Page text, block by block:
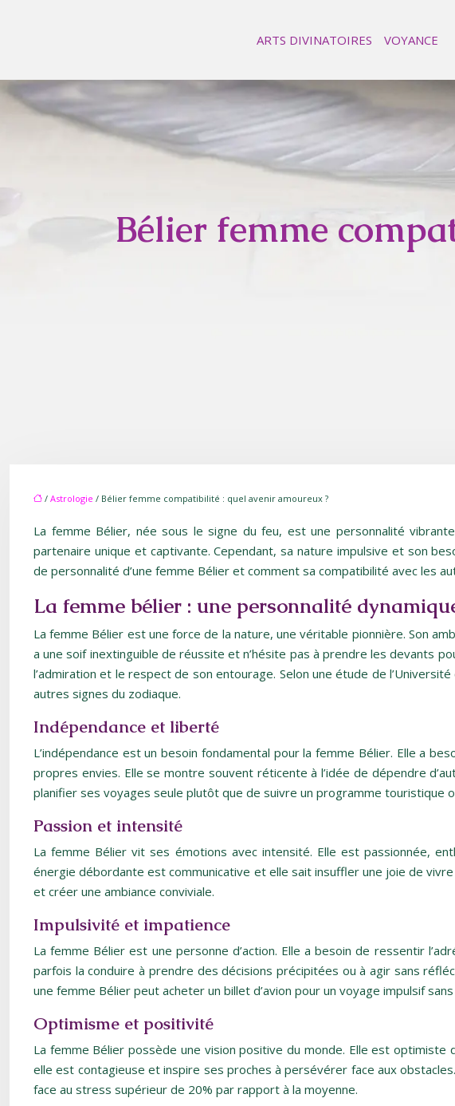
VOYANCE
ARTS DIVINATOIRES
Bélier femme
/ Astrologie / Bélier femme compatibilité : quel avenir amoureux ?
La femme Bélier, née sous le signe du feu, est une personnalité
partenaire unique et captivante. Cependant, sa nature impulsive et son
de personnalité d’une femme Bélier et comment sa compatibilité avec les
La femme bélier : une personnalité
La femme Bélier est une force de la nature, une véritable pionnière. Son
a une soif inextinguible de réussite et n’hésite pas à prendre les devants
l’admiration et le respect de son entourage. Selon une étude de
autres signes du zodiaque.
Indépendance et liberté
L’indépendance est un besoin fondamental pour la femme Bélier. Elle a
propres envies. Elle se montre souvent réticente à l’idée de dépendre
planifier ses voyages seule plutôt que de suivre un programme touristique
Passion et intensité
La femme Bélier vit ses émotions avec intensité. Elle est passionnée,
énergie débordante est communicative et elle sait insuffler une joie de
et créer une ambiance conviviale.
Impulsivité et impatience
La femme Bélier est une personne d’action. Elle a besoin de ressentir
parfois la conduire à prendre des décisions précipitées ou à agir sans
une femme Bélier peut acheter un billet d’avion pour un voyage impulsif
Optimisme et positivité
La femme Bélier possède une vision positive du monde. Elle est
elle est contagieuse et inspire ses proches à persévérer face aux
face au stress supérieur de 20% par rapport à la moyenne.